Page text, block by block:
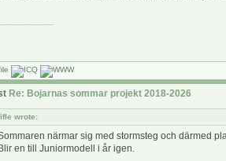
Re: Bojarnas sommar projekt 2018-2026
wrote:
närmar sig med stormsteg och därmed
Blir en till Juniormodell i år igen.